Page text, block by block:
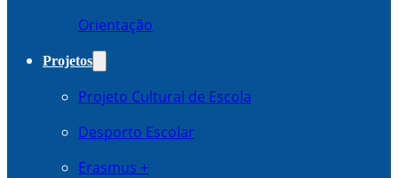
Orientação
Projetos
Projeto Cultural de Escola
Desporto Escolar
Erasmus +